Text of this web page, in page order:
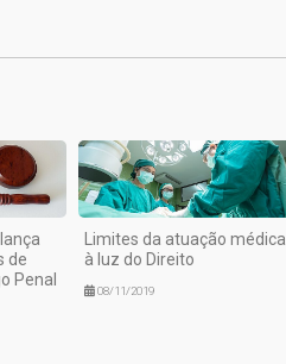
de
Penal
Limites da atuação médica
à luz do Direito
08/11/2019